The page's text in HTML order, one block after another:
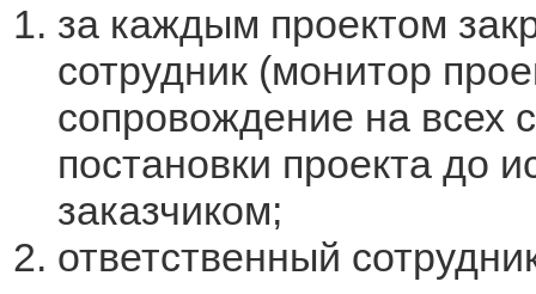
за каждым проектом
сотрудник (монитор
сопровождение на всех
постановки проекта до
заказчиком;
ответственный